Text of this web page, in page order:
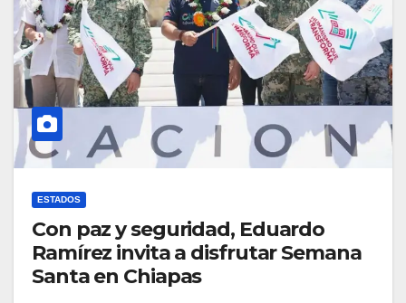
ESTADOS
Con paz y seguridad, Eduardo
Ramírez invita a disfrutar Semana
Santa en Chiapas